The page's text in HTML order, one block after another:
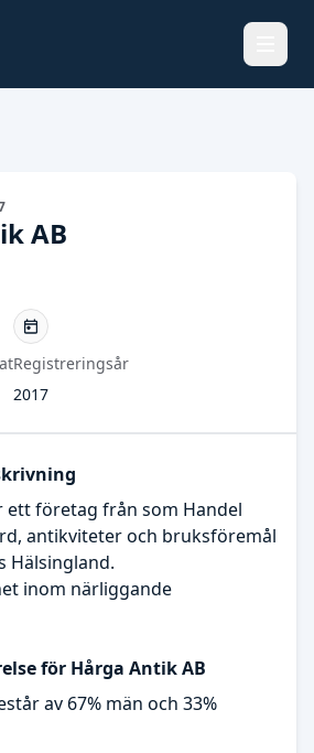
AB
Registreringsår
2017
ett företag från som Handel
antikviteter och bruksföremål
Hälsingland.
inom närliggande
för Hårga Antik AB
av 67% män och 33%